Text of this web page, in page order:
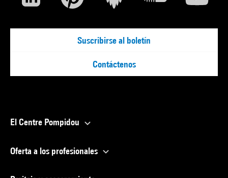
Suscribirse al boletín
Contáctenos
El Centre Pompidou
Oferta a los profesionales